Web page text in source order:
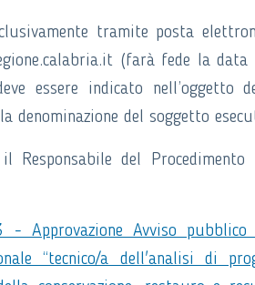
tramite posta
(farà fede la
essere indicato nell’oggetto
denominazione del soggetto
Responsabile del
- Approvazione Avviso
“tecnico/a dell'analisi di